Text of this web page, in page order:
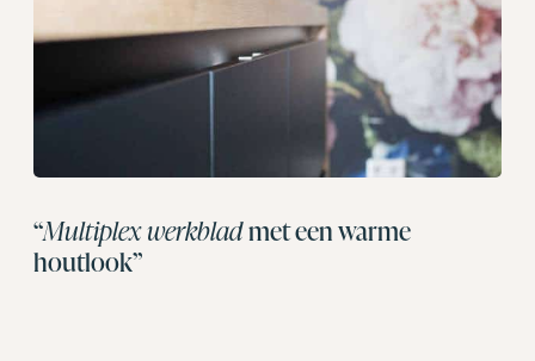
“Multiplex werkbladmet een warme
houtlook”